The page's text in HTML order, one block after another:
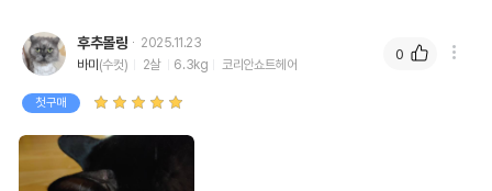
후추몰랑
2025.11.23
바미 (수컷) 2살 6.3kg 코리안쇼트헤어
첫구매
0